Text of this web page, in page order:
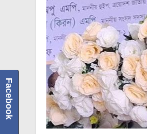
Facebook